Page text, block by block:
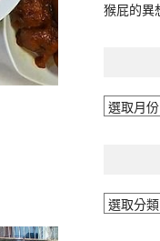
猴屁的異
彙
分